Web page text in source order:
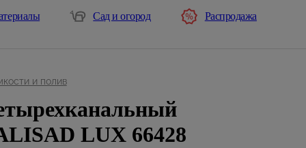
Сад и огород Распродажа
и полив
LUX 66428